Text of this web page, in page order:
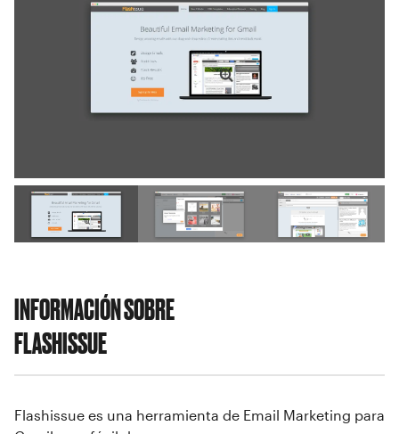
INFORMACIÓN SOBRE
FLASHISSUE
Flashissue es una herramienta de Email Marketing para